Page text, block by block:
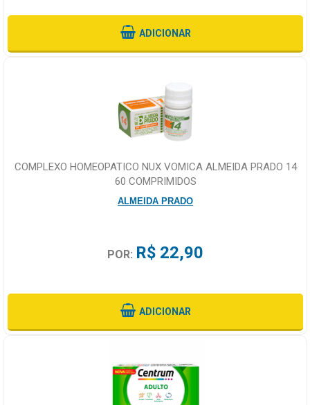
ADICIONAR
COMPLEXO HOMEOPATICO NUX VOMICA ALMEIDA PRADO 14
60 COMPRIMIDOS
ALMEIDA PRADO
POR: R$ 22,90
ADICIONAR